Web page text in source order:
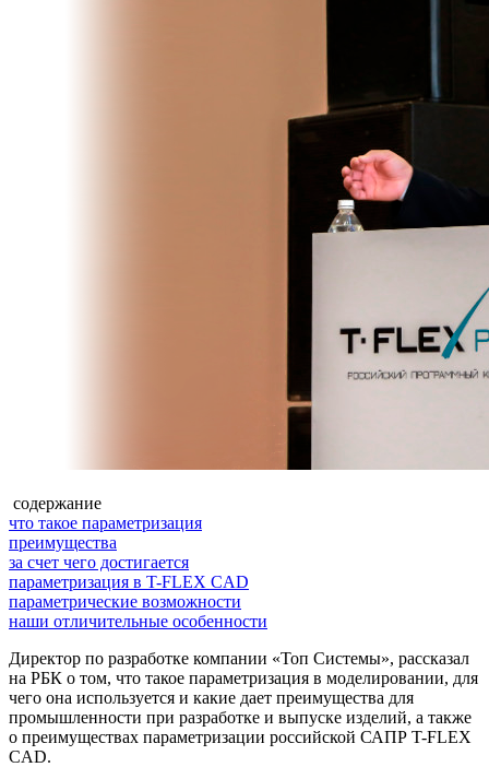
содержание
что такое параметризация
преимущества
за счет чего достигается
параметризация в T-FLEX CAD
параметрические возможности
наши отличительные особенности
Директор по разработке компании «Топ Системы», рассказал
на РБК о том, что такое параметризация в моделировании, для
чего она используется и какие дает преимущества для
промышленности при разработке и выпуске изделий, а также
о преимуществах параметризации российской САПР T-FLEX
CAD.